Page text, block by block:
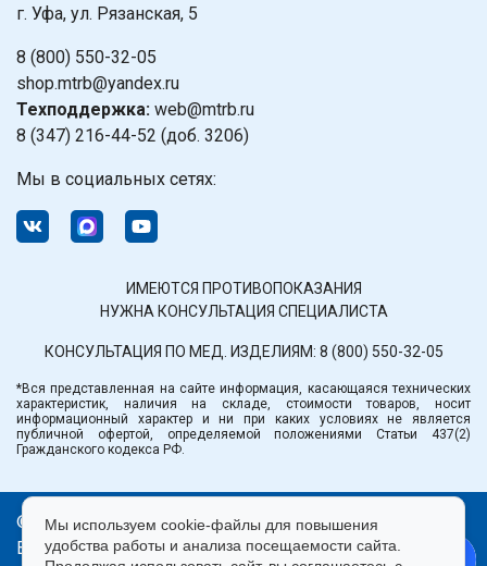
г. Уфа, ул. Рязанская, 5
8 (800) 550-32-05
shop.mtrb@yandex.ru
Техподдержка: web@mtrb.ru
8 (347) 216-44-52 (доб. 3206)
Мы в социальных сетях:
ИМЕЮТСЯ ПРОТИВОПОКАЗАНИЯ
НУЖНА КОНСУЛЬТАЦИЯ СПЕЦИАЛИСТА
КОНСУЛЬТАЦИЯ ПО МЕД. ИЗДЕЛИЯМ: 8 (800) 550-32-05
*Вся представленная на сайте информация, касающаяся технических
характеристик, наличия на складе, стоимости товаров, носит
информационный характер и ни при каких условиях не является
публичной офертой, определяемой положениями Статьи 437(2)
Гражданского кодекса РФ.
© ООО «Медтехника» РБ.
Все права защищены 2026.
Мы используем cookie-файлы для повышения
удобства работы и анализа посещаемости сайта.